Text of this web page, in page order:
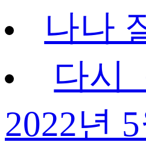
나나
다시
2022년 5